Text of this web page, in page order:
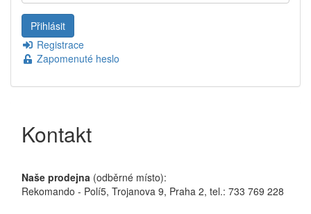
Registrace
Zapomenuté heslo
Kontakt
Naše prodejna (odběrné místo):
Rekomando - Polí5, Trojanova 9, Praha 2, tel.: 733 769 228